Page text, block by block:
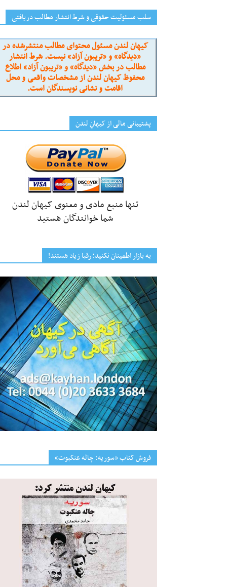
سلب مسئولیت حقوقی و شرط انتشار مطالب دریافتی
کیهان لندن مسئول محتوای مطالب منتشرشده در
«دیدگاه» و «تریبون آزاد» نیست. شرط انتشار
مطالب در بخش «دیدگاه» و «تریبون آزاد» اطلاع
محفوظ کیهان لندن از مشخصات واقعی و محل
اقامت و نشانی نویسندگان است.
پشتیبانی مالی از کیهانِ لندن
تنها منبع مادی و معنوی کیهان لندن
شما خوانندگان هستید
به بازار اطمینان نکنید؛ رقبا زیاد هستند!
فروش کتاب «سوریه: چاله عنکبوت»